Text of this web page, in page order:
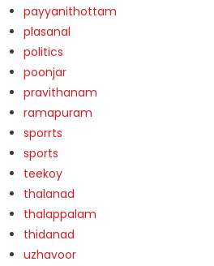
payyanithottam
plasanal
politics
poonjar
pravithanam
ramapuram
sporrts
sports
teekoy
thalanad
thalappalam
thidanad
uzhavoor